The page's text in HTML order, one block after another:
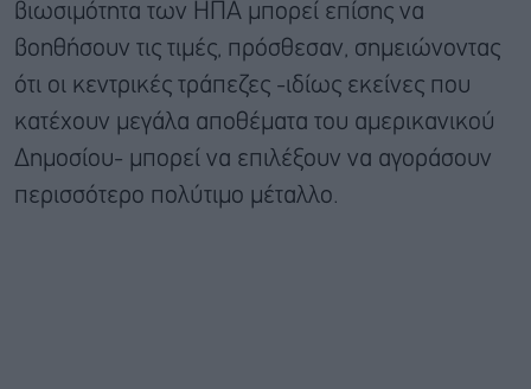
βιωσιμότητα των ΗΠΑ μπορεί επίσης να
βοηθήσουν τις τιμές, πρόσθεσαν, σημειώνοντας
ότι οι κεντρικές τράπεζες -ιδίως εκείνες που
κατέχουν μεγάλα αποθέματα του αμερικανικού
Δημοσίου- μπορεί να επιλέξουν να αγοράσουν
περισσότερο πολύτιμο μέταλλο.